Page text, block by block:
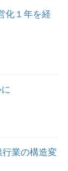
化１年を経
業の構造変